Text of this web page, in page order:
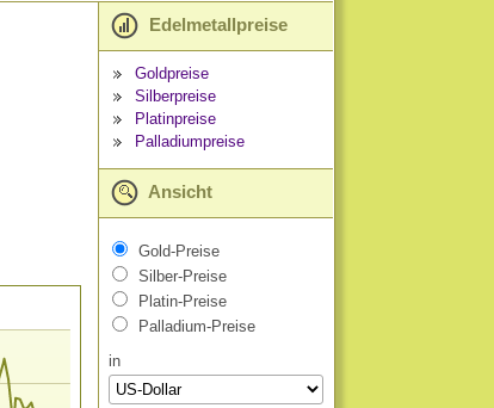
Edelmetallpreise
Goldpreise
Silberpreise
Platinpreise
Palladiumpreise
Ansicht
Gold-Preise
Silber-Preise
Platin-Preise
Palladium-Preise
in